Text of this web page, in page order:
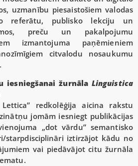
uzmanību piesaistošiem valodas
referātu, publisko lekciju un
preču un pakalpojumu
izmantojuma paņēmieniem
citvalodu nosaukumu
iesniegšanai žurnāla Linguistica
redkolēģija aicina rakstu
jomām iesniegt publikācijas
„dot vārdu” semantisko
starpdisciplināri iztirzājot kādu no
vai piedāvājot citu žurnāla